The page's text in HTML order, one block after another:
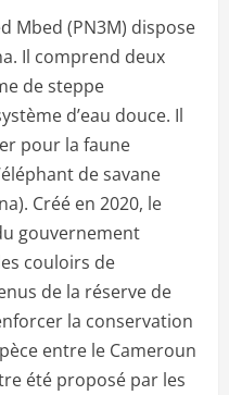
Mbed (PN3M) dispose
Il comprend deux
de steppe
d’eau douce. Il
pour la faune
de savane
Créé en 2020, le
gouvernement
couloirs de
de la réserve de
la conservation
entre le Cameroun
été proposé par les